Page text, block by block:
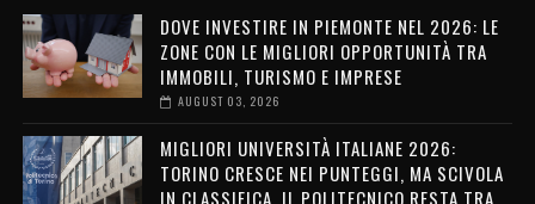
DOVE INVESTIRE IN PIEMONTE NEL 2026: LE
ZONE CON LE MIGLIORI OPPORTUNITÀ TRA
IMMOBILI, TURISMO E IMPRESE
AUGUST 03, 2026
MIGLIORI UNIVERSITÀ ITALIANE 2026:
TORINO CRESCE NEI PUNTEGGI, MA SCIVOLA
IN CLASSIFICA. IL POLITECNICO RESTA TRA